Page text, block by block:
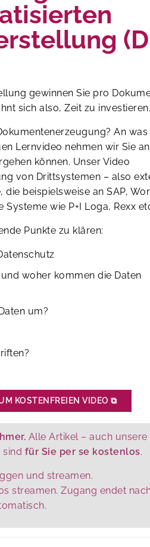
gewinnen Sie pro
sich also, Zeit zu investieren.
An was
Lernvideo nehmen wir Sie
können. Unser Video
von Drittsystemen – also
beispielsweise an SAP,
wie P+I Loga, Rexx
Punkte zu klären:
woher kommen die Daten
um?
KOSTENFREIEN VIDEO⧉
Alle Artikel – auch unsere
für Sie per se kostenlos.
und streamen.
streamen. Zugang endet